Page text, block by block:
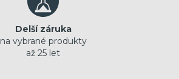
Delší záruka
na vybrané produkty
až 25 let